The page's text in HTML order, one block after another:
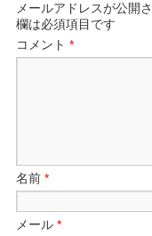
メールアドレスが公開
欄は必須項目です
コメント*
名前*
メール*